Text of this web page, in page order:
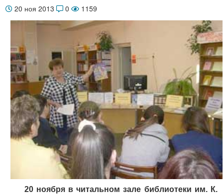
20 ноя 2013 0 1159
20 ноября в читальном зале библиотеки им. К.